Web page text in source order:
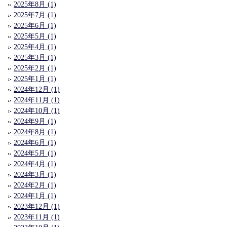
2025年8月 (1)
2025年7月 (1)
2025年6月 (1)
2025年5月 (1)
2025年4月 (1)
2025年3月 (1)
2025年2月 (1)
2025年1月 (1)
2024年12月 (1)
2024年11月 (1)
2024年10月 (1)
2024年9月 (1)
2024年8月 (1)
2024年6月 (1)
2024年5月 (1)
2024年4月 (1)
2024年3月 (1)
2024年2月 (1)
2024年1月 (1)
2023年12月 (1)
2023年11月 (1)